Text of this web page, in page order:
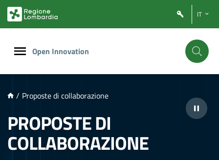
PRINCIPALE
IT
Open Innovation
/ Proposte di collaborazione
PROPOSTE DI
COLLABORAZIONE